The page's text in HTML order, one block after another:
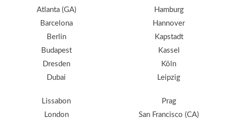
Atlanta (GA)
Barcelona
Berlin
Budapest
Dresden
Dubai
Hamburg
Hannover
Kapstadt
Kassel
Köln
Leipzig
Lissabon
London
Prag
San Francisco (CA)